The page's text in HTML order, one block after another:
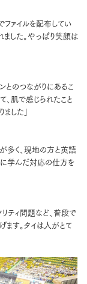
ファイルを配布してい
ました。やっぱり笑顔は
とのつながりにあるこ
、肌で感じられたこと
した」
多く、現地の方と英語
に学んだ対応の仕方を
ティ問題など、普段で
す。タイは人がとて